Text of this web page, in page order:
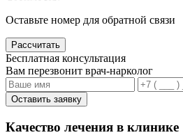
Оставьте номер для обратной связи
Рассчитать
Бесплатная консультация
Вам перезвонит врач-нарколог
Оставить заявку
Качество лечения в клинике